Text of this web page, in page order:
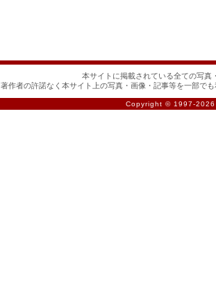
本サイトに掲載されている全ての写真
著作者の許諾なく本サイト上の写真・画像・記事等を一部で
Copyright © 1997-